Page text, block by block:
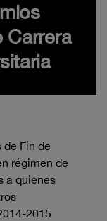
Carrera
Fin de
régimen de
a quienes
2015